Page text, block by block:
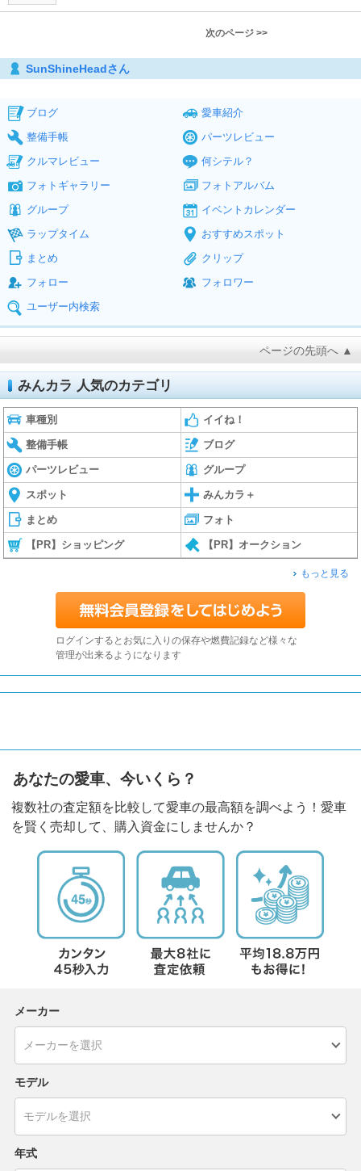
次のページ >>
SunShineHeadさん
ブログ
愛車紹介
整備手帳
パーツレビュー
クルマレビュー
何シテル？
フォトギャラリー
フォトアルバム
グループ
イベントカレンダー
ラップタイム
おすすめスポット
まとめ
クリップ
フォロー
フォロワー
ユーザー内検索
ページの先頭へ ▲
みんカラ 人気のカテゴリ
車種別 イイね！
整備手帳 ブログ
パーツレビュー グループ
スポット みんカラ＋
まとめ フォト
【PR】ショッピング 【PR】オークション
もっと見る
ログインするとお気に入りの保存や燃費記録など様々な
管理が出来るようになります
あなたの愛車、今いくら？
複数社の査定額を比較して愛車の最高額を調べよう！愛車
を賢く売却して、購入資金にしませんか？
メーカー
モデル
年式